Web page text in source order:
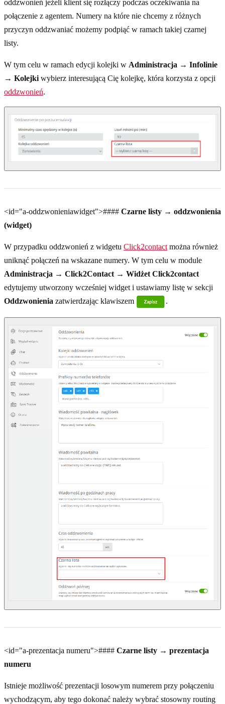
oddzwonień jeżeli klient się rozłączy podczas oczekiwania na
połączenie z agentem. Numery na które nie chcemy z różnych
przyczyn oddzwaniać możemy podpiąć w ramach takiej czarnej
listy.
W tym celu w ramach edycji kolejki w Administracja → Infolinie
→ Kolejki wybierz interesującą Cię kolejkę, która korzysta z opcji
oddzwonień.
<id="a-oddzwonieniawidget">#### Czarne listy → oddzwonienia
(widget)
W przypadku oddzwonień z widgetu Click2contact można również
uniknąć połączeń na wskazane numery. W tym celu w module
Administracja → Click2Contact → Widżet Click2contact
edytujemy utworzony wcześniej widget i ustawiamy listę w sekcji
Oddzwonienia zatwierdzając klawiszem .
<id="a-prezentacja numeru">#### Czarne listy → prezentacja
numeru
Istnieje możliwość prezentacji losowym numerem przy połączeniu
wychodzącym, aby tego dokonać należy wybrać stosowny routing